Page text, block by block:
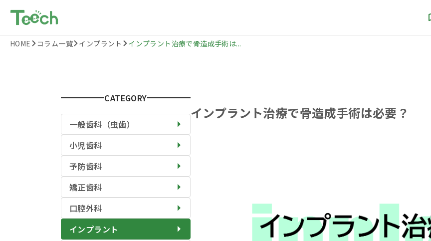
HOME コラム一覧 インプラント インプラント治療で骨造成手術は...
CATEGORY
一般歯科（虫歯）
小児歯科
予防歯科
矯正歯科
口腔外科
インプラント
インプラント治療で骨造成手術は必要？